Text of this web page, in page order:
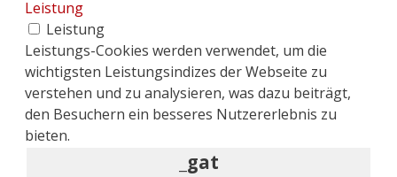
Leistung
Leistung
Leistungs-Cookies werden verwendet, um die
wichtigsten Leistungsindizes der Webseite zu
verstehen und zu analysieren, was dazu beiträgt,
den Besuchern ein besseres Nutzererlebnis zu
bieten.
_gat